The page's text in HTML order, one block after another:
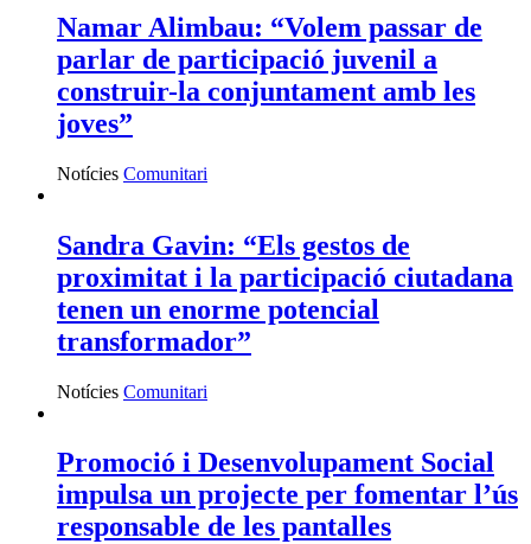
Namar Alimbau: “Volem passar de
parlar de participació juvenil a
construir-la conjuntament amb les
joves”
Notícies Comunitari
Sandra Gavin: “Els gestos de
proximitat i la participació ciutadana
tenen un enorme potencial
transformador”
Notícies Comunitari
Promoció i Desenvolupament Social
impulsa un projecte per fomentar l’ús
responsable de les pantalles